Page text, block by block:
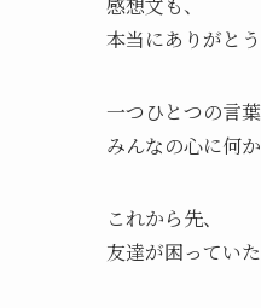
本当にありがと
一つひとつの言
みんなの心に何
これから先、
友達が困っていた